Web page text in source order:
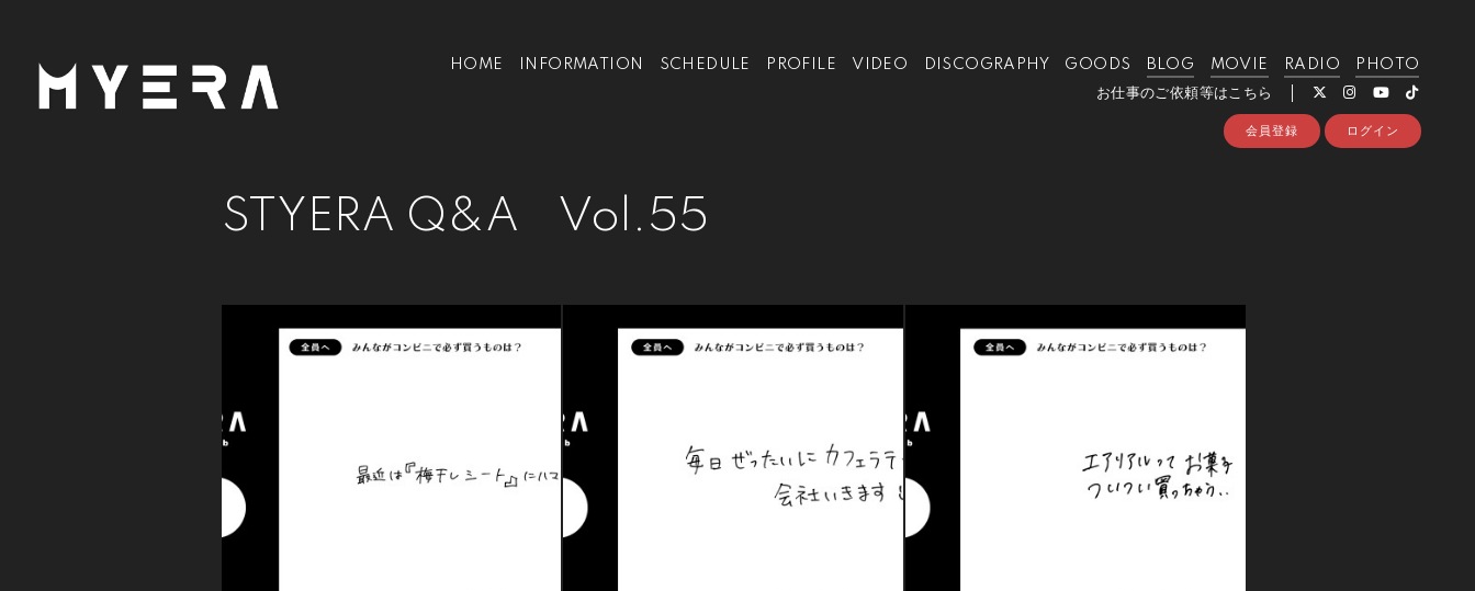
HOME INFORMATION SCHEDULE PROFILE VIDEO DISCOGRAPHY GOODS BLOG MOVIE RADIO
PHOTO
お仕事のご依頼等はこちら
会員登録 ログイン
STYERA Q&A Vol.55